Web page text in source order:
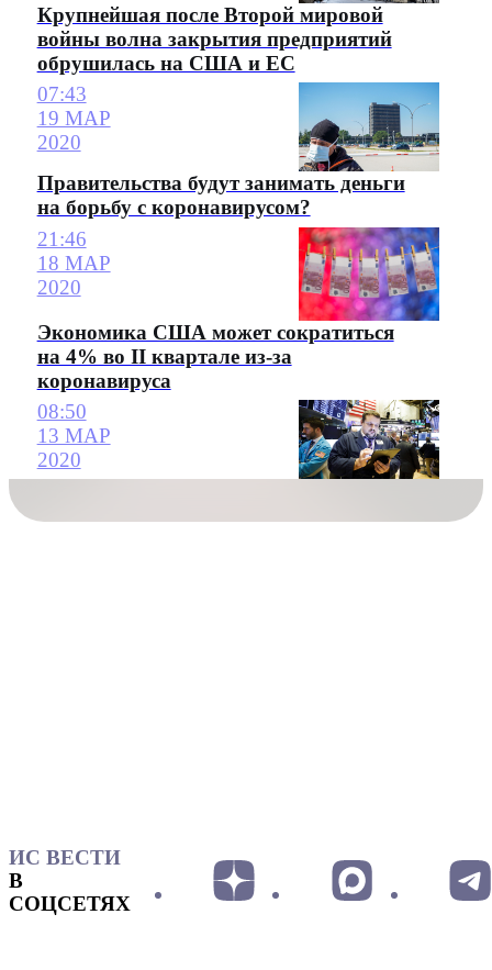
Крупнейшая после Второй мировой
войны волна закрытия предприятий
обрушилась на США и ЕС
07:43
19 МАР
2020
Правительства будут занимать деньги
на борьбу с коронавирусом?
21:46
18 МАР
2020
Экономика США может сократиться
на 4% во II квартале из-за
коронавируса
08:50
13 МАР
2020
ИС ВЕСТИ
В
СОЦСЕТЯХ